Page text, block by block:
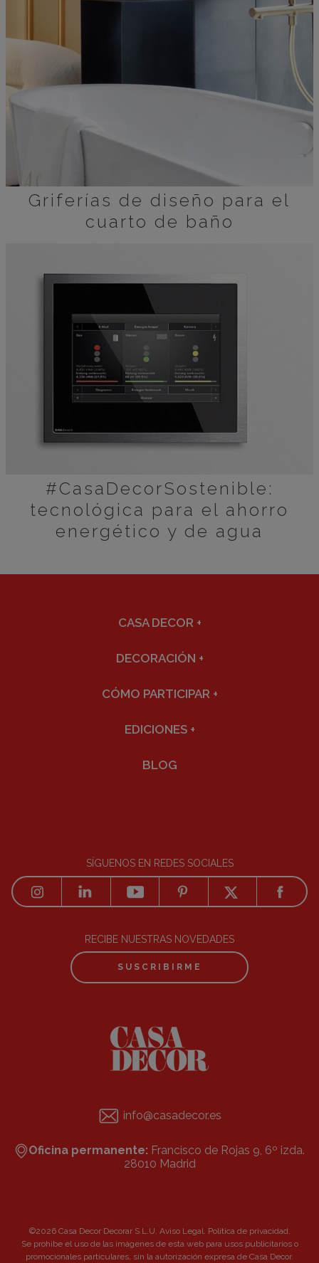
Griferías de diseño para el
cuarto de baño
#CasaDecorSostenible:
tecnológica para el ahorro
energético y de agua
CASA DECOR +
DECORACIÓN +
CÓMO PARTICIPAR +
EDICIONES +
BLOG
SÍGUENOS EN REDES SOCIALES
RECIBE NUESTRAS NOVEDADES
SUSCRIBIRME
info@casadecor.es
Oficina permanente: Francisco de Rojas 9, 6º izda.
28010 Madrid
©2026 Casa Decor Decorar S.L.U. Aviso Legal. Política de privacidad.
Se prohibe el uso de las imágenes de esta web para usos publicitarios o
promocionales particulares, sin la autorización expresa de Casa Decor.